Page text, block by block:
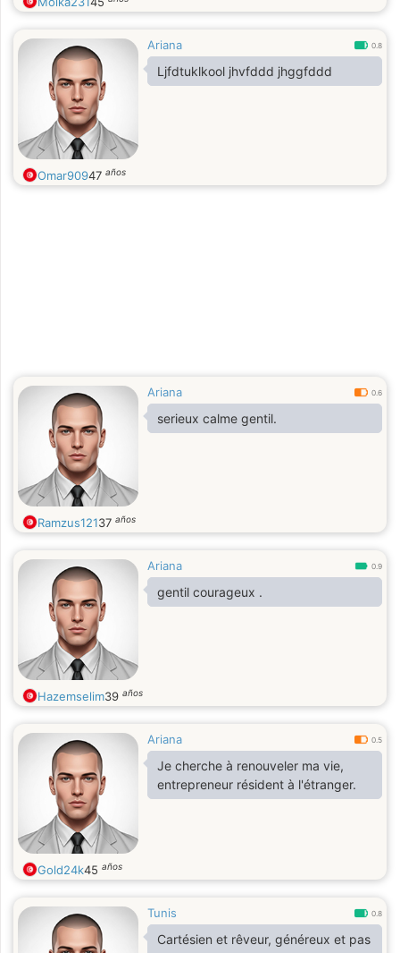
Ariana 0.8
Ljfdtuklkool jhvfddd jhggfddd
Omar90947 años
Ariana 0.6
serieux calme gentil.
Ramzus12137 años
Ariana 0.9
gentil courageux .
Hazemselim39 años
Ariana 0.5
Je cherche à renouveler ma vie,
entrepreneur résident à l'étranger.
Gold24k45 años
Tunis 0.8
Cartésien et rêveur, généreux et pas